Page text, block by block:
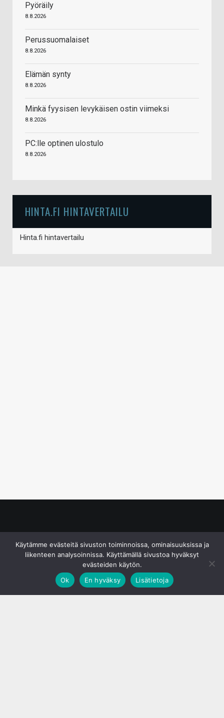
Pyöräily
8.8.2026
Perussuomalaiset
8.8.2026
Elämän synty
8.8.2026
Minkä fyysisen levykäisen ostin viimeksi
8.8.2026
PC:lle optinen ulostulo
8.8.2026
HINTA.FI HINTAVERTAILU
Hinta.fi hintavertailu
Käytämme evästeitä sivuston toiminnoissa, ominaisuuksissa ja
liikenteen analysoinnissa. Käyttämällä sivustoa hyväksyt
evästeiden käytön.
Ok
En hyväksy Lisätietoja